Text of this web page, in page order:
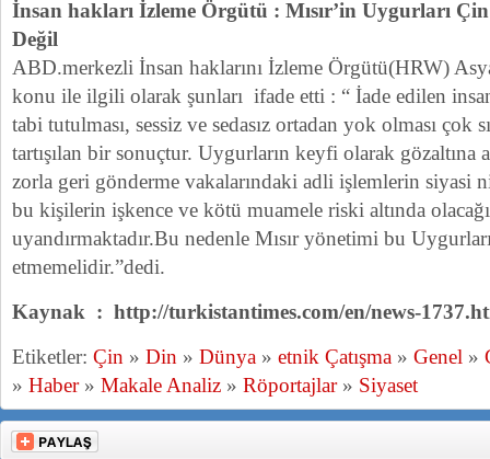
İnsan hakları İzleme Örgütü : Mısır’in Uygurları
Değil
ABD.merkezli İnsan haklarını İzleme Örgütü(HRW)
konu ile ilgili olarak şunları ifade etti : “ İade edilen
tabi tutulması, sessiz ve sedasız ortadan yok olması çok
tartışılan bir sonuçtur. Uygurların keyfi olarak gözaltına
zorla geri gönderme vakalarındaki adli işlemlerin siyasi
bu kişilerin işkence ve kötü muamele riski altında
uyandırmaktadır.Bu nedenle Mısır yönetimi bu
etmemelidir.”dedi.
Kaynak : http://turkistantimes.com/en/news-
Etiketler: Çin » Din » Dünya » etnik Çatışma » Genel »
» Haber» Makale Analiz » Röportajlar» Siyaset